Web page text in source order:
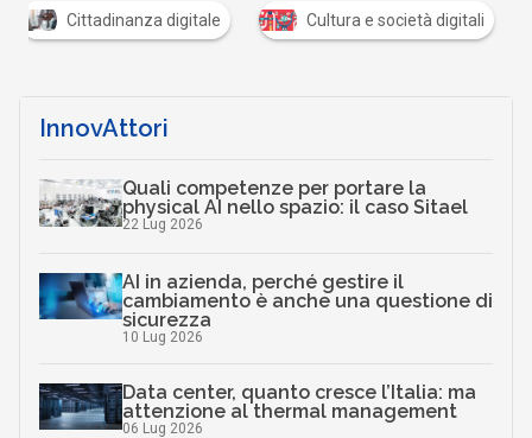
Cittadinanza digitale Cultura e società digitali
InnovAttori
Quali competenze per portare la
physical AI nello spazio: il caso Sitael
22 Lug 2026
AI in azienda, perché gestire il
cambiamento è anche una questione di
sicurezza
10 Lug 2026
Data center, quanto cresce l’Italia: ma
attenzione al thermal management
06 Lug 2026